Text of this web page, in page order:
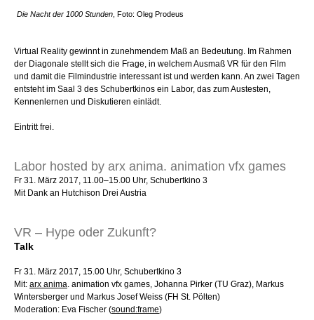
Die Nacht der 1000 Stunden , Foto: Oleg Prodeus
Virtual Reality gewinnt in zunehmendem Maß an Bedeutung. Im Rahmen
der Diagonale stellt sich die Frage, in welchem Ausmaß VR für den Film
und damit die Filmindustrie interessant ist und werden kann. An zwei Tagen
entsteht im Saal 3 des Schubertkinos ein Labor, das zum Austesten,
Kennenlernen und Diskutieren einlädt.
Eintritt frei.
Labor hosted by arx anima. animation vfx games
Fr 31. März 2017, 11.00–15.00 Uhr, Schubertkino 3
Mit Dank an Hutchison Drei Austria
VR – Hype oder Zukunft?
Talk
Fr 31. März 2017, 15.00 Uhr, Schubertkino 3
Mit: arx anima. animation vfx games, Johanna Pirker (TU Graz), Markus
Wintersberger und Markus Josef Weiss (FH St. Pölten)
Moderation: Eva Fischer (sound:frame)